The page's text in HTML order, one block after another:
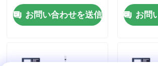
品質管理
お問い合わせ
お問い合わせを送信 お問